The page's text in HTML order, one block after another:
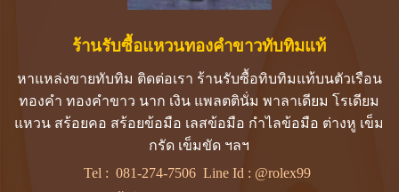
ร้านรับซื้อแหวนทองคำขาวทับทิมแท้
หาแหล่งขายทับทิม ติดต่อเรา ร้านรับซื้อทิบทิมแท้บนตัวเรือน
ทองคำ ทองคำขาว นาก เงิน แพลตตินั่ม พาลาเดียม โรเดียม
แหวน สร้อยคอ สร้อยข้อมือ เลสข้อมือ กำไลข้อมือ ต่างหู เข็ม
กรัด เข็มขัด ฯลฯ
Tel :081-274-7506 Line Id : @rolex99